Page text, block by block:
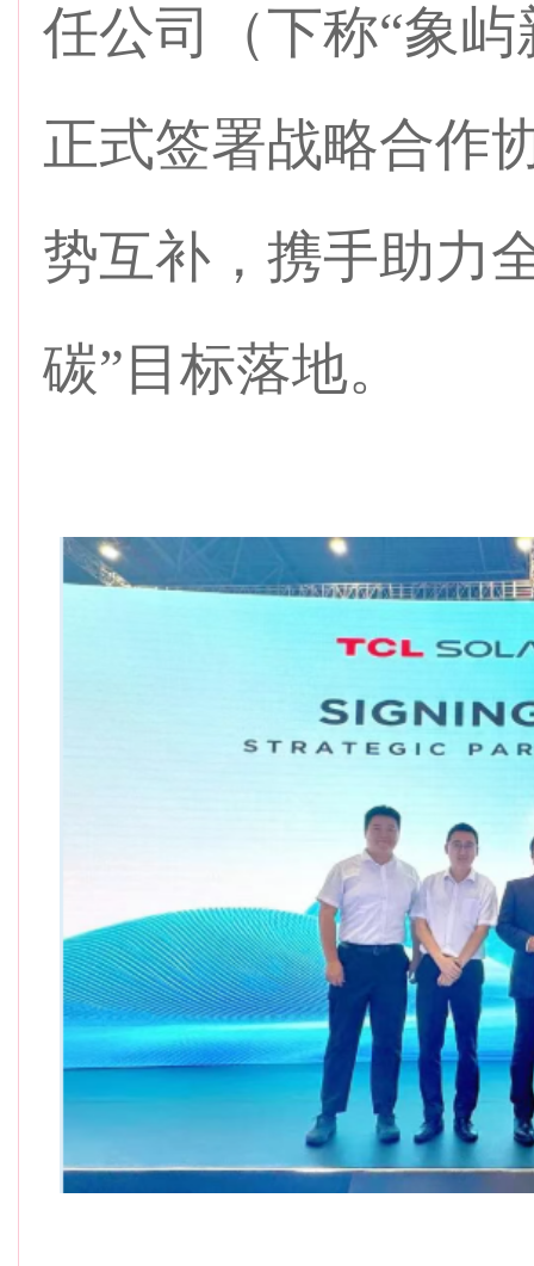
任公司（下称“象
正式签署战略合作
势互补，携手助力
碳”目标落地。